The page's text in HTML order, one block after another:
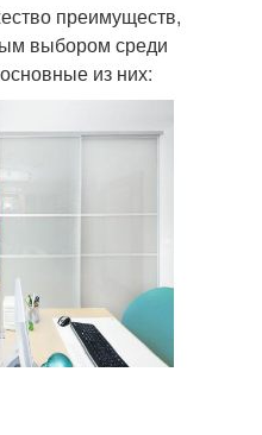
преимуществ,
выбором среди
из них: